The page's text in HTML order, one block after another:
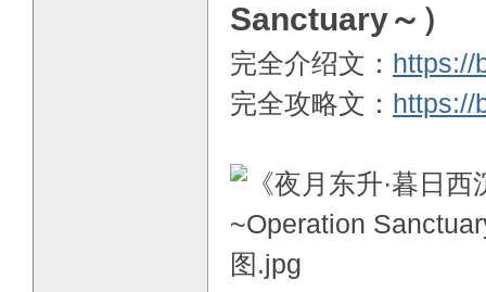
Sanctuary～）
完全介绍文： https://
完全攻略文： https://